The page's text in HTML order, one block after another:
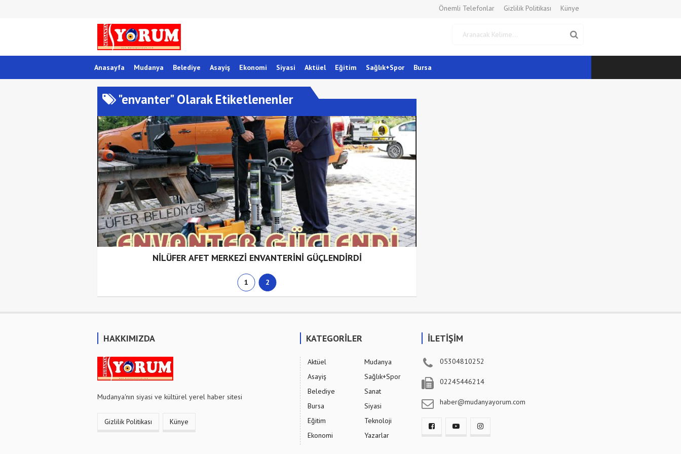
Önemli Telefonlar Gizlilik Politikası Künye
Anasayfa Mudanya Belediye Asayiş Ekonomi Siyasi Aktüel Eğitim Sağlık+Spor Bursa
"envanter" Olarak Etiketlenenler
NİLÜFER AFET MERKEZİ ENVANTERİNİ GÜÇLENDİRDİ
1 2
HAKKIMIZDA
Mudanya'nın siyasi ve kültürel yerel haber sitesi
Gizlilik Politikası Künye
KATEGORİLER
Aktüel
Asayiş
Belediye
Bursa
Eğitim
Ekonomi
Mudanya
Sağlık+Spor
Sanat
Siyasi
Teknoloji
Yazarlar
İLETİŞİM
05304810252
02245446214
haber@mudanyayorum.com